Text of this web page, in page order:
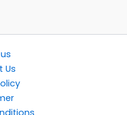
Us